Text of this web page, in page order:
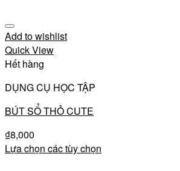
Add to wishlist
Quick View
Hết hàng
DỤNG CỤ HỌC TẬP
BÚT SỔ THỎ CUTE
₫8,000
Lựa chọn các tùy chọn